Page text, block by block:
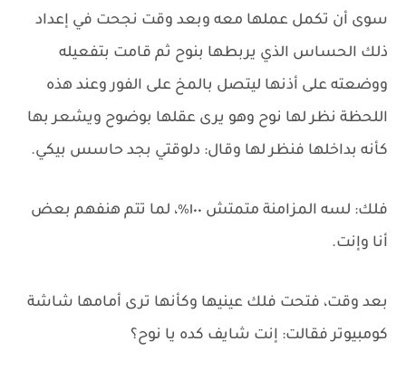
سوى أن تكمل عملها معه وبعد وقت نجحت في إعداد
ذلك الحساس الذي يربطها بنوح ثم قامت بتفعيله
ووضعته على أذنها ليتصل بالمخ على الفور وعند هذه
اللحظة نظر لها نوح وهو يرى عقلها بوضوح ويشعر بها
كأنه بداخلها فنظر لها وقال: دلوقتي بجد حاسس بيكي.
فلك: لسه المزامنة متمتش ١٠٠٪، لما تتم هنفهم بعض
أنا وإنت.
بعد وقت، فتحت فلك عينيها وكأنها ترى أمامها شاشة
كومبيوتر فقالت: إنت شايف كده يا نوح؟